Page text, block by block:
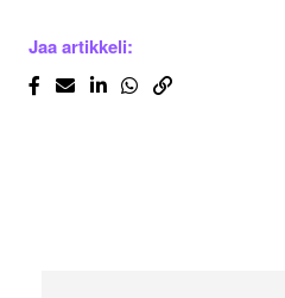
Jaa artikkeli: